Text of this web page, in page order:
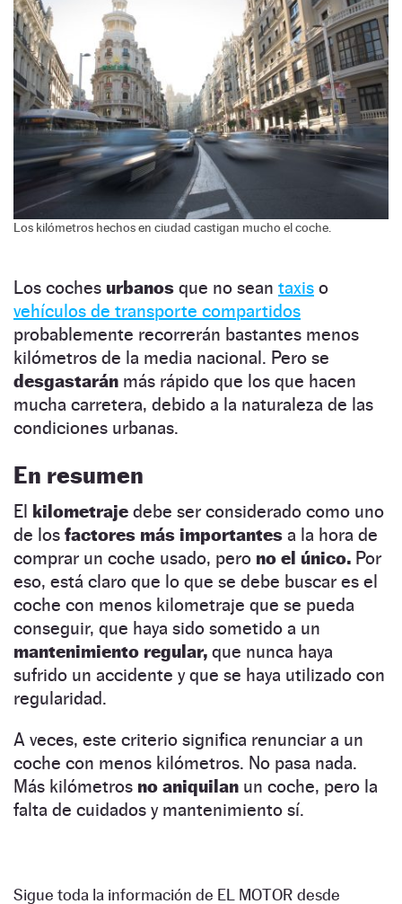
Los kilómetros hechos en ciudad castigan mucho el coche.
Los coches urbanos que no sean taxis o
vehículos de transporte compartidos
probablemente recorrerán bastantes menos
kilómetros de la media nacional. Pero se
desgastarán más rápido que los que hacen
mucha carretera, debido a la naturaleza de las
condiciones urbanas.
En resumen
El kilometraje debe ser considerado como uno
de los factores más importantes a la hora de
comprar un coche usado, pero no el único. Por
eso, está claro que lo que se debe buscar es el
coche con menos kilometraje que se pueda
conseguir, que haya sido sometido a un
mantenimiento regular, que nunca haya
sufrido un accidente y que se haya utilizado con
regularidad.
A veces, este criterio significa renunciar a un
coche con menos kilómetros. No pasa nada.
Más kilómetros no aniquilan un coche, pero la
falta de cuidados y mantenimiento sí.
Sigue toda la información de EL MOTOR desde